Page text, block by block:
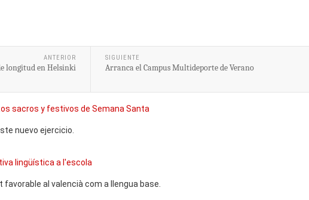
ANTERIOR
longitud en Helsinki
SIGUIENTE
Arranca el Campus Multideporte de Verano
sacros y festivos de Semana Santa
nuevo ejercicio.
lingüística a l'escola
al valencià com a llengua base.